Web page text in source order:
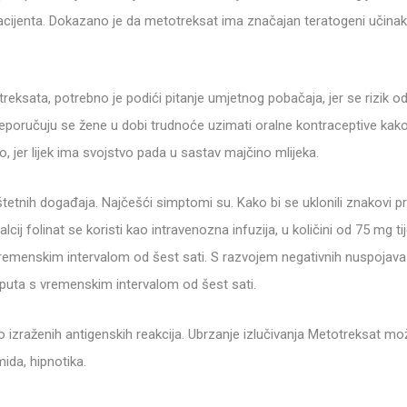
Dokazano je da metotreksat ima značajan teratogeni
potrebno je podići pitanje umjetnog pobačaja, jer se rizik
se žene u dobi trudnoće uzimati oralne kontraceptive
jer lijek ima svojstvo pada u sastav majčino mlijeka.
događaja. Najčešći simptomi su. Kako bi se uklonili znakovi
folinat se koristi kao intravenozna infuzija, u količini od 75 mg
intervalom od šest sati. S razvojem negativnih
s vremenskim intervalom od šest sati.
antigenskih reakcija. Ubrzanje izlučivanja Metotreksat
hipnotika.